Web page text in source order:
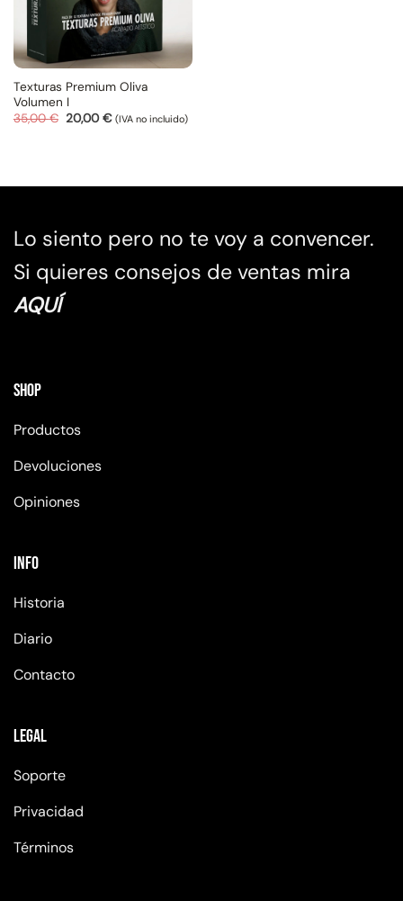
Texturas Premium Oliva
Volumen I
35,00€ El
precio
20,00€El
precio
(IVA no incluido)
Lo siento pero no te voy a convencer.
Si quieres consejos de ventas mira
AQUÍ
Shop
Productos
Devoluciones
Opiniones
Info
Historia
Diario
Contacto
Legal
Soporte
Privacidad
Términos